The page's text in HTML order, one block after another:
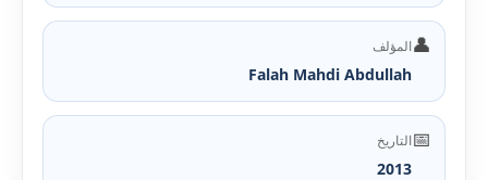
👤المؤلف
Falah Mahdi Abdullah
📅التاريخ
2013